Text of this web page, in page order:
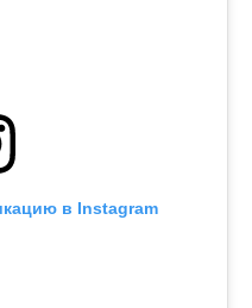
в Instagram